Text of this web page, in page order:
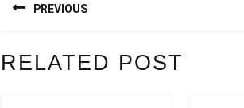
DE
ENTRADAS
PREVIOUS
post:
RELATED POST